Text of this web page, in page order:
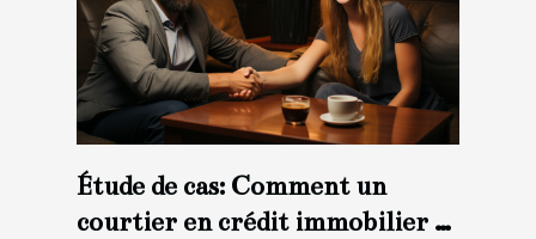
Étude de cas: Comment un
courtier en crédit immobilier a